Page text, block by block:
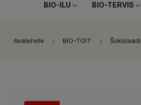
BIO-ILU BIO-TERVIS
Avalehele BIO-TOIT